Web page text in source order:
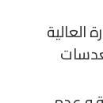
العالية